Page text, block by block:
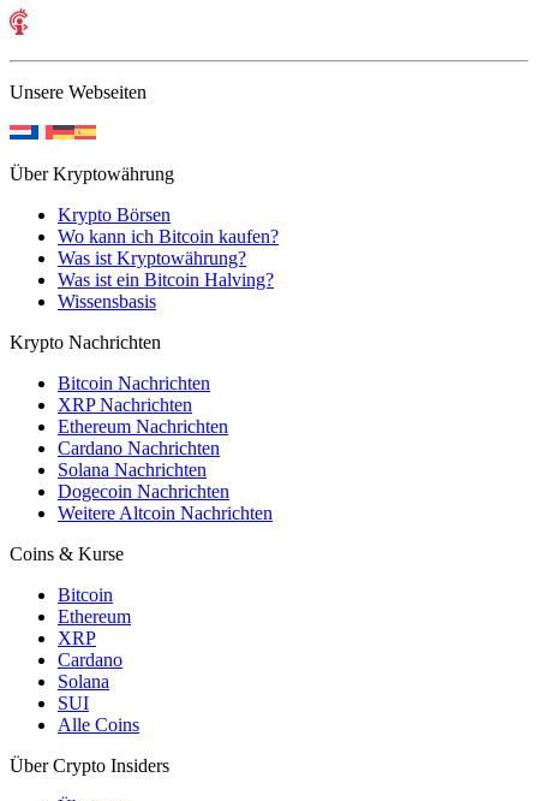
Unsere Webseiten
Über Kryptowährung
Krypto Börsen
Wo kann ich Bitcoin kaufen?
Was ist Kryptowährung?
Was ist ein Bitcoin Halving?
Wissensbasis
Krypto Nachrichten
Bitcoin Nachrichten
XRP Nachrichten
Ethereum Nachrichten
Cardano Nachrichten
Solana Nachrichten
Dogecoin Nachrichten
Weitere Altcoin Nachrichten
Coins & Kurse
Bitcoin
Ethereum
XRP
Cardano
Solana
SUI
Alle Coins
Über Crypto Insiders